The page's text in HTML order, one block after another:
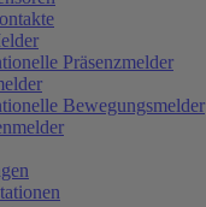
Präsenzmelder
Bewegungsmelder